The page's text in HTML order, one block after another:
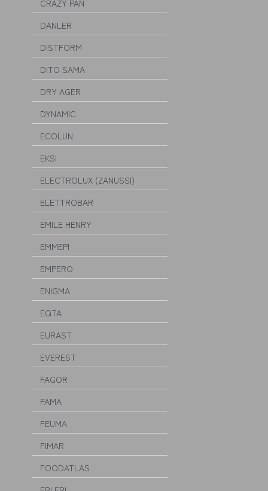
CRAZY PAN
DANLER
DISTFORM
DITO SAMA
DRY AGER
DYNAMIC
ECOLUN
EKSI
ELECTROLUX (ZANUSSI)
ELETTROBAR
EMILE HENRY
EMMEPI
EMPERO
ENIGMA
EQTA
EURAST
EVEREST
FAGOR
FAMA
FEUMA
FIMAR
FOODATLAS